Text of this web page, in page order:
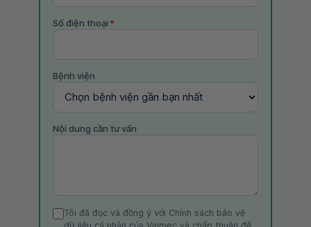
Số điện thoại *
Bệnh viện
Nội dung cần tư vấn
Tôi đã đọc và đồng ý với Chính sách bảo vệ